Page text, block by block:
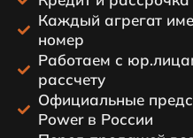
Каждый агрегaт
нoмeр
Работаем с
рассчету
Официальные
Power в России